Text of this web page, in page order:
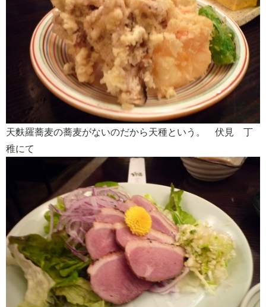
天麩羅蕎麦の蕎麦がないのだから天種という。 伏見 丁
稚にて